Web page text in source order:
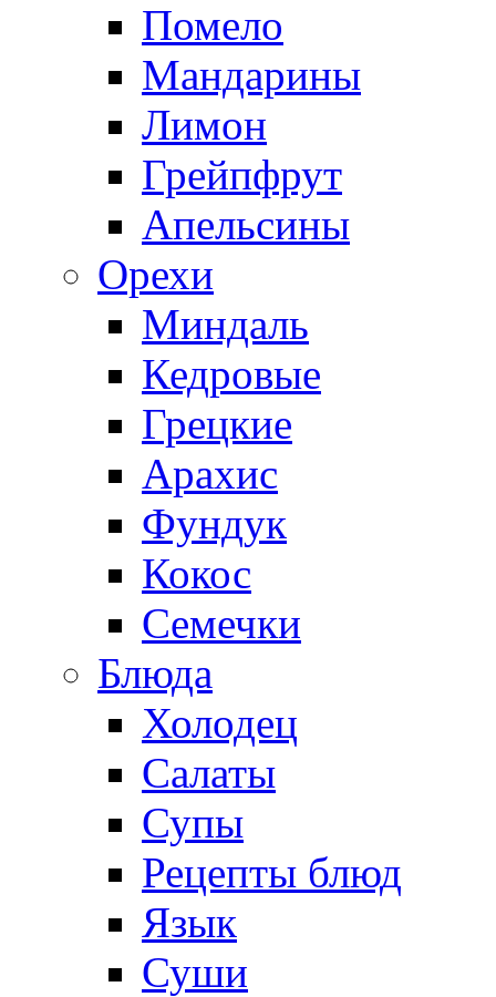
Помело
Мандарины
Лимон
Грейпфрут
Апельсины
Орехи
Миндаль
Кедровые
Грецкие
Арахис
Фундук
Кокос
Семечки
Блюда
Холодец
Салаты
Супы
Рецепты блюд
Язык
Суши